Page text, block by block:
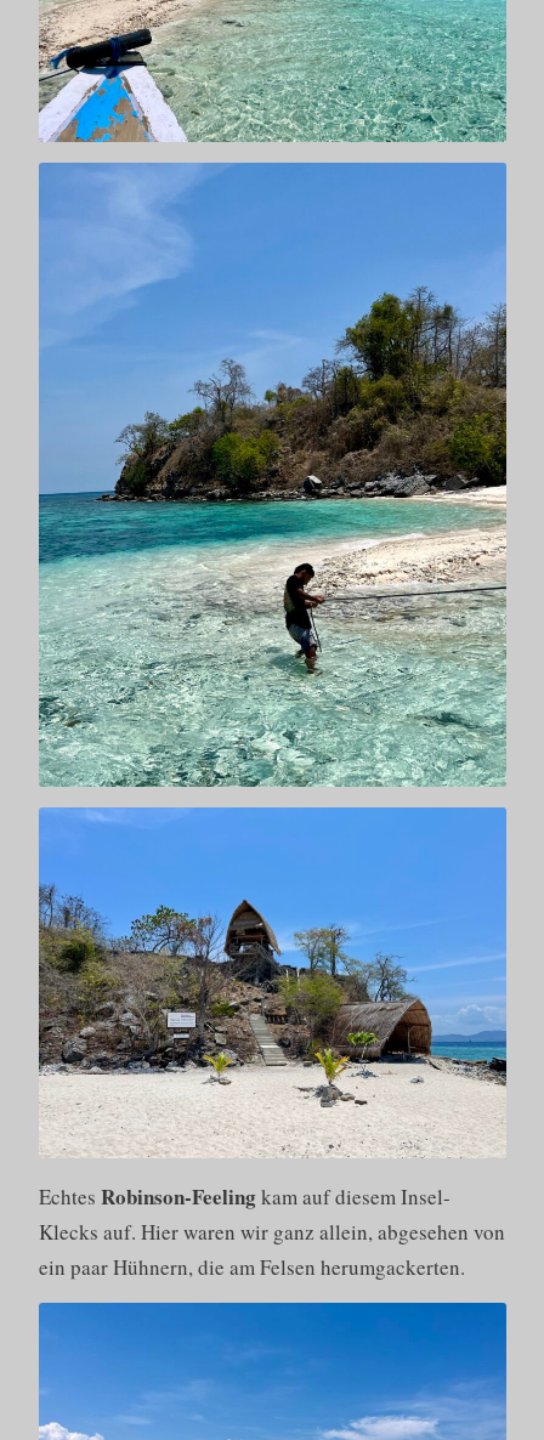
Echtes Robinson-Feelingkam auf diesem Insel-
Klecks auf. Hier waren wir ganz allein, abgesehen von
ein paar Hühnern, die am Felsen herumgackerten.